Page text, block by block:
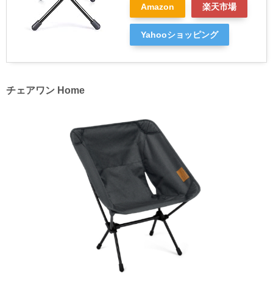
Amazon 楽天市場
Yahooショッピング
チェアワン Home